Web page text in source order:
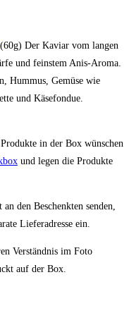
(60g) Der Kaviar vom langen
und feinstem Anis-Aroma.
Hummus, Gemüse wie
und Käsefondue.
in der Box wünschen
und legen die Produkte
den Beschenkten senden,
Lieferadresse ein.
Verständnis im Foto
auf der Box.